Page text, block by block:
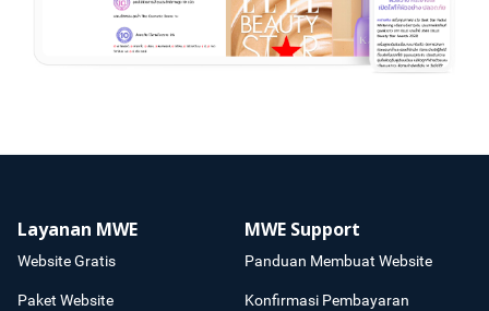
Layanan MWE
Website Gratis
Paket Website
MWE Support
Panduan Membuat Website
Konfirmasi Pembayaran